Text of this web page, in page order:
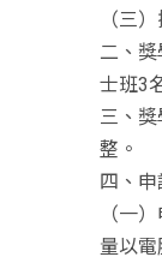
（三
二、
士班3
三、
整。
四、申
（一
量以